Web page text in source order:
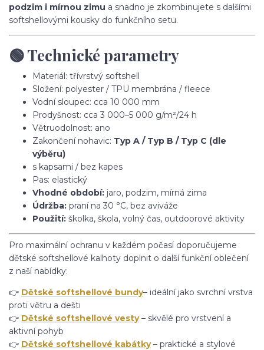
podzim i mírnou zimu a snadno je zkombinujete s dalšími
softshellovými kousky do funkčního setu.
🟢 Technické parametry
Materiál: třívrstvý softshell
Složení: polyester / TPU membrána / fleece
Vodní sloupec: cca 10 000 mm
Prodyšnost: cca 3 000–5 000 g/m²/24 h
Větruodolnost: ano
Zakončení nohavic: Typ A / Typ B / Typ C (dle
výběru)
s kapsami / bez kapes
Pas: elastický
Vhodné období: jaro, podzim, mírná zima
Údržba: praní na 30 °C, bez aviváže
Použití: školka, škola, volný čas, outdoorové aktivity
Pro maximální ochranu v každém počasí doporučujeme
dětské softshellové kalhoty doplnit o další funkční oblečení
z naší nabídky:
👉 Dětské softshellové bundy– ideální jako svrchní vrstva
proti větru a dešti
👉 Dětské softshellové vesty– skvělé pro vrstvení a
aktivní pohyb
👉 Dětské softshellové kabátky– praktické a stylové